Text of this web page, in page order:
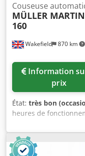
Wakefield 870 km
Couseuse
MÜLLER
160
prix
État: très bon
heures de
Martini Ventura MC
machine
livres, capable de
état – seulement 11